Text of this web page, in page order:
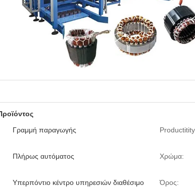
Γραμμή παραγωγής
Πλήρως αυτόματος Χρώμα:
Υπερπόντιο κέντρο υπηρεσιών διαθέσιμο Όρος: